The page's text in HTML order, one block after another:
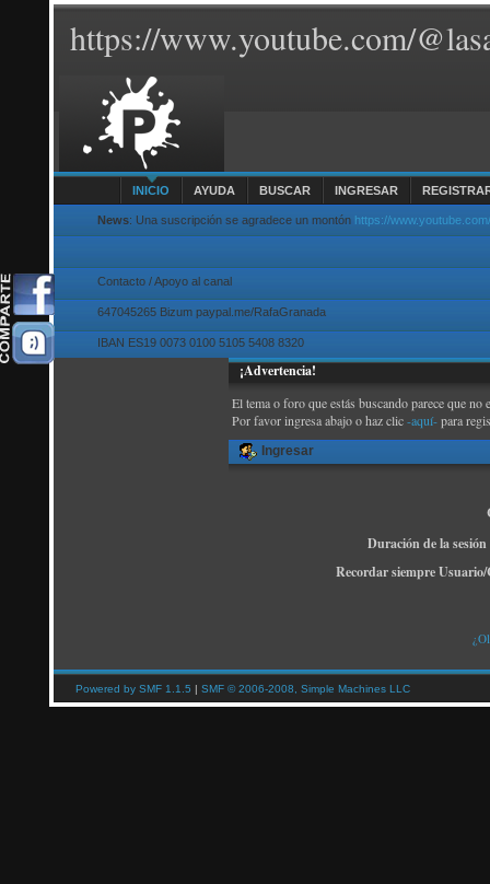
https://www.youtube.com/
INICIO AYUDA BUSCAR INGRESAR
News: Una suscripción se agradece un montón https://
Contacto / Apoyo al canal
647045265 Bizum paypal.me/RafaGranada
IBAN ES19 0073 0100 5105 5408 8320
¡Advertencia!
El tema o foro que estás buscando parece que
Por favor ingresa abajo o haz clic-aquí-para
Ingresar
Duración de la
Recordar siempre
Powered by SMF 1.1.5 | SMF © 2006-2008, Simple Machines LLC